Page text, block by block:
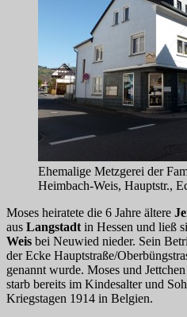
Ehemalige Metzgerei der
Heimbach-Weis, Hauptstr.,
Moses heiratete die 6 Jahre ältere
aus Langstadt in Hessen und ließ
Weis bei Neuwied nieder. Sein
der Ecke Hauptstraße/
genannt wurde. Moses und
starb bereits im Kindesalter und
Kriegstagen 1914 in Belgien.